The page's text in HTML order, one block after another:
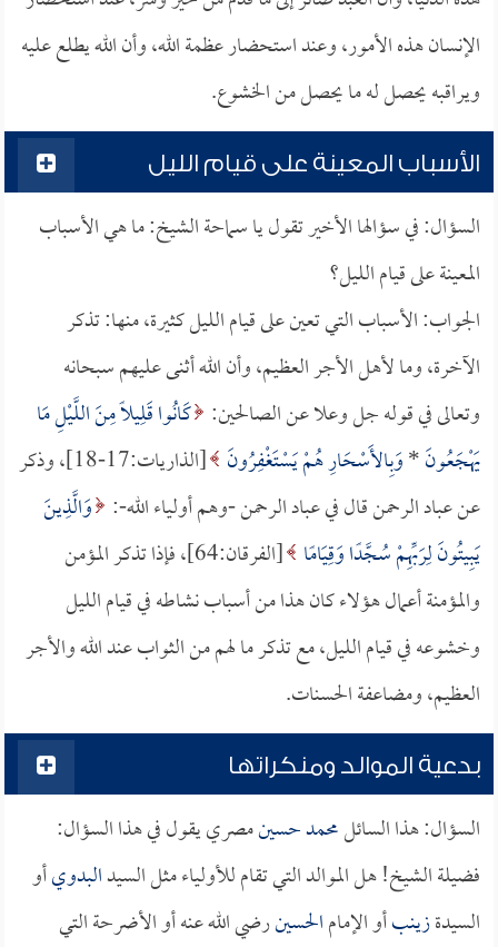
الإنسان هذه الأمور، وعند استحضار عظمة الله، وأن الله يطلع عليه
ويراقبه يحصل له ما يحصل من الخشوع.
الأسباب المعينة على قيام الليل
السؤال: في سؤالها الأخير تقول يا سماحة الشيخ: ما هي الأسباب
المعينة على قيام الليل؟
الجواب: الأسباب التي تعين على قيام الليل كثيرة، منها: تذكر
الآخرة، وما لأهل الأجر العظيم، وأن الله أثنى عليهم سبحانه
وتعالى في قوله جل وعلا عن الصالحين: كَانُوا قَلِيلًا مِنَ اللَّيْلِ مَا
يَهْجَعُونَ*وَبِالأَسْحَارِ هُمْ يَسْتَغْفِرُونَ
[الذاريات:17-18]، وذكر
عن عباد الرحمن قال في عباد الرحمن -وهم أولياء الله-: وَالَّذِينَ
يَبِيتُونَ لِرَبِّهِمْ سُجَّدًا وَقِيَامًا
[الفرقان:64]، فإذا تذكر المؤمن
والمؤمنة أعمال هؤلاء كان هذا من أسباب نشاطه في قيام الليل
وخشوعه في قيام الليل، مع تذكر ما لهم من الثواب عند الله والأجر
العظيم، ومضاعفة الحسنات.
بدعية الموالد ومنكراتها
السؤال: هذا السائلمحمد حسينمصري يقول في هذا السؤال:
فضيلة الشيخ! هل الموالد التي تقام للأولياء مثل السيدالبدويأو
السيدةزينبأو الإمامالحسينرضي الله عنه أو الأضرحة التي